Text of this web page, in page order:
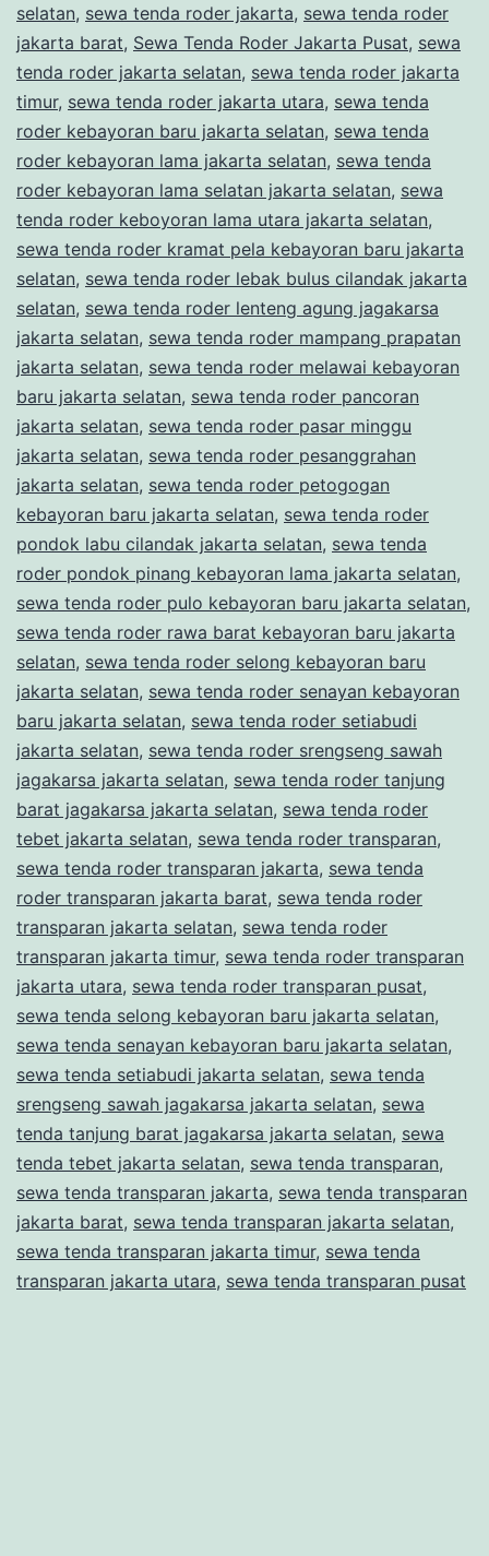
selatan, sewa tenda roder jakarta, sewa tenda roder
jakarta barat, Sewa Tenda Roder Jakarta Pusat, sewa
tenda roder jakarta selatan, sewa tenda roder jakarta
timur, sewa tenda roder jakarta utara, sewa tenda
roder kebayoran baru jakarta selatan, sewa tenda
roder kebayoran lama jakarta selatan, sewa tenda
roder kebayoran lama selatan jakarta selatan, sewa
tenda roder keboyoran lama utara jakarta selatan,
sewa tenda roder kramat pela kebayoran baru jakarta
selatan, sewa tenda roder lebak bulus cilandak jakarta
selatan, sewa tenda roder lenteng agung jagakarsa
jakarta selatan, sewa tenda roder mampang prapatan
jakarta selatan, sewa tenda roder melawai kebayoran
baru jakarta selatan, sewa tenda roder pancoran
jakarta selatan, sewa tenda roder pasar minggu
jakarta selatan, sewa tenda roder pesanggrahan
jakarta selatan, sewa tenda roder petogogan
kebayoran baru jakarta selatan, sewa tenda roder
pondok labu cilandak jakarta selatan, sewa tenda
roder pondok pinang kebayoran lama jakarta selatan,
sewa tenda roder pulo kebayoran baru jakarta selatan,
sewa tenda roder rawa barat kebayoran baru jakarta
selatan, sewa tenda roder selong kebayoran baru
jakarta selatan, sewa tenda roder senayan kebayoran
baru jakarta selatan, sewa tenda roder setiabudi
jakarta selatan, sewa tenda roder srengseng sawah
jagakarsa jakarta selatan, sewa tenda roder tanjung
barat jagakarsa jakarta selatan, sewa tenda roder
tebet jakarta selatan, sewa tenda roder transparan,
sewa tenda roder transparan jakarta, sewa tenda
roder transparan jakarta barat, sewa tenda roder
transparan jakarta selatan, sewa tenda roder
transparan jakarta timur, sewa tenda roder transparan
jakarta utara, sewa tenda roder transparan pusat,
sewa tenda selong kebayoran baru jakarta selatan,
sewa tenda senayan kebayoran baru jakarta selatan,
sewa tenda setiabudi jakarta selatan, sewa tenda
srengseng sawah jagakarsa jakarta selatan, sewa
tenda tanjung barat jagakarsa jakarta selatan, sewa
tenda tebet jakarta selatan, sewa tenda transparan,
sewa tenda transparan jakarta, sewa tenda transparan
jakarta barat, sewa tenda transparan jakarta selatan,
sewa tenda transparan jakarta timur, sewa tenda
transparan jakarta utara, sewa tenda transparan pusat